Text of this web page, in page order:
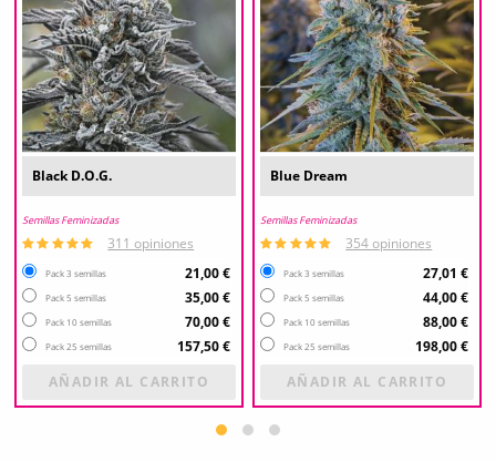
Black D.O.G.
Semillas Feminizadas
311 opiniones
Pack 3 semillas 21,00 €
Pack 5 semillas 35,00 €
Pack 10 semillas 70,00 €
Pack 25 semillas
157,50 €
AÑADIR AL CARRITO
Blue Dream
Semillas Feminizadas
354 opiniones
Pack 3 semillas 27,01 €
Pack 5 semillas 44,00 €
Pack 10 semillas 88,00 €
Pack 25 semillas
198,00 €
AÑADIR AL CARRITO